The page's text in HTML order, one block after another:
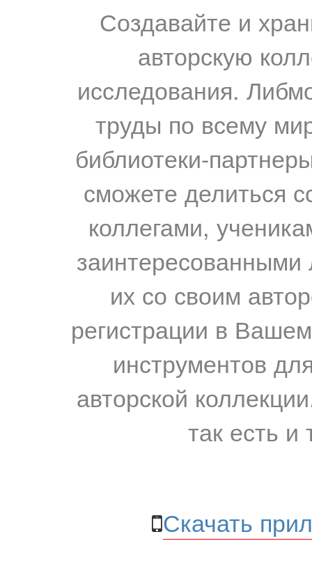
Создавайте и
авторскую
исследования.
труды по всему
библиотеки-
сможете делиться
коллегами,
их со своим
регистрации в
инструментов
авторской
так есть и
Скачать